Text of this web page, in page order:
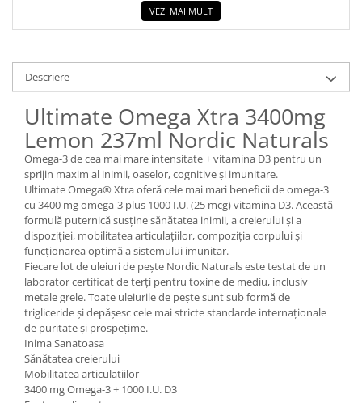
VEZI MAI MULT
Descriere
Ultimate Omega Xtra 3400mg
Lemon 237ml Nordic Naturals
Omega-3 de cea mai mare intensitate + vitamina D3 pentru un
sprijin maxim al inimii, oaselor, cognitive și imunitare.
Ultimate Omega® Xtra oferă cele mai mari beneficii de omega-3
cu 3400 mg omega-3 plus 1000 I.U. (25 mcg) vitamina D3. Această
formulă puternică susține sănătatea inimii, a creierului și a
dispoziției, mobilitatea articulațiilor, compoziția corpului și
funcționarea optimă a sistemului imunitar.
Fiecare lot de uleiuri de pește Nordic Naturals este testat de un
laborator certificat de terți pentru toxine de mediu, inclusiv
metale grele. Toate uleiurile de pește sunt sub formă de
trigliceride și depășesc cele mai stricte standarde internaționale
de puritate și prospețime.
Inima Sanatoasa
Sănătatea creierului
Mobilitatea articulatiilor
3400 mg Omega-3 + 1000 I.U. D3